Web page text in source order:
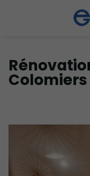
Colomiers